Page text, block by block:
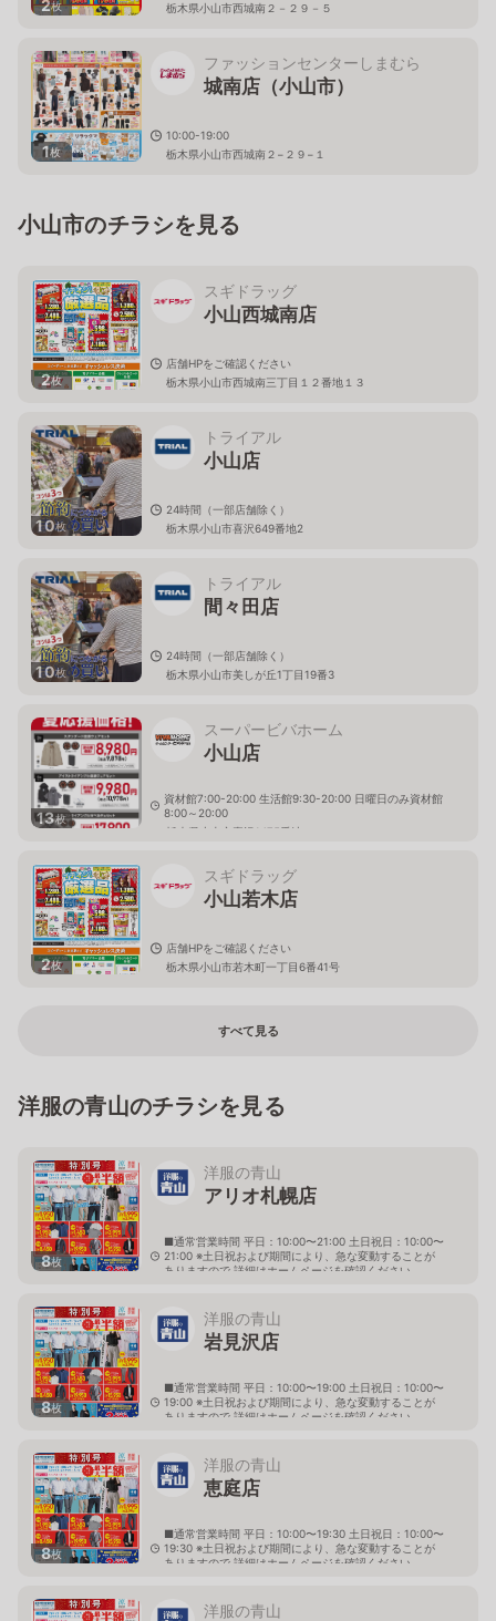
2枚 栃木県小山市西城南２－２９－５
1枚
ファッションセンターしまむら
城南店（小山市）
10:00-19:00
栃木県小山市西城南２−２９−１
小山市のチラシを見る
2枚
スギドラッグ
小山西城南店
店舗HPをご確認ください
栃木県小山市西城南三丁目１２番地１３
10枚
トライアル
小山店
24時間（一部店舗除く）
栃木県小山市喜沢649番地2
10枚
トライアル
間々田店
24時間（一部店舗除く）
栃木県小山市美しが丘1丁目19番3
13枚
スーパービバホーム
小山店
資材館7:00-20:00 生活館9:30-20:00 日曜日のみ資材館
8:00～20:00
栃木県小山市喜沢1475番地
2枚
スギドラッグ
小山若木店
店舗HPをご確認ください
栃木県小山市若木町一丁目6番41号
すべて見る
洋服の青山のチラシを見る
8枚
洋服の青山
アリオ札幌店
■通常営業時間 平日：10:00〜21:00 土日祝日：10:00〜
21:00 ※土日祝および期間により、急な変動することが
ありますので 詳細はホームページを確認ください
8枚
洋服の青山
岩見沢店
■通常営業時間 平日：10:00〜19:00 土日祝日：10:00〜
19:00 ※土日祝および期間により、急な変動することが
ありますので 詳細はホームページを確認ください
8枚
洋服の青山
恵庭店
■通常営業時間 平日：10:00〜19:30 土日祝日：10:00〜
19:30 ※土日祝および期間により、急な変動することが
ありますので 詳細はホームページを確認ください
洋服の青山